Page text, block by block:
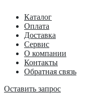
Каталог
Оплата
Доставка
Сервис
О компании
Контакты
Обратная связь
Оставить запрос